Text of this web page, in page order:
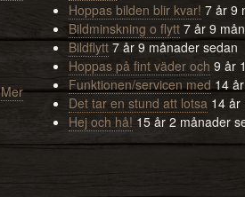
Mer
Hoppas bilden blir kvar! 7 år 9
Bildminskning o flytt 7 år 9
Bildflytt 7 år 9 månader sedan
Hoppas på fint väder och 9 år
Funktionen/servicen med 14
Det tar en stund att lotsa 14 år
Hej och hå! 15 år 2 månader